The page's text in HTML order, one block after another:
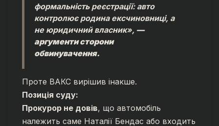
формальність реєстрації: авто
контролює родина ексчиновниці, а
не юридичний власник», —
аргументи сторони
обвинувачення.
Проте ВАКС вирішив інакше.
Позиція суду:
Прокурор не довів, що автомобіль
належить саме Наталії Бендас або входить